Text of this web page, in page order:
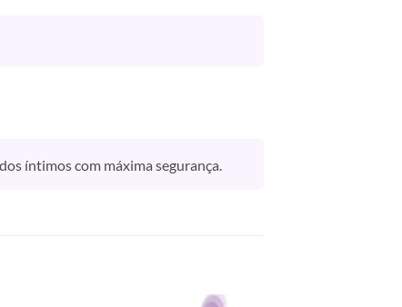
íntimos com máxima segurança.